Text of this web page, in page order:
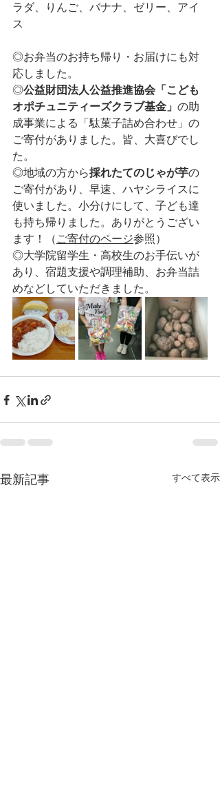
ラダ、りんご、バナナ、ゼリー、アイ
ス
◎お弁当のお持ち帰り・お届けにも対
応しました。
◎公益財団法人公益推進協会「こども
オポチュニティーズクラブ基金」 の助
成事業による「駄菓子詰め合わせ」の
ご寄付がありました。皆、大喜びでし
た。
◎地域の方から採れたてのじゃが芋の
ご寄付があり、早速、ハヤシライスに
使いました。小分けにして、子ども達
も持ち帰りました。ありがとうござい
ます！（ ご寄付のページ参照）
◎大学院留学生・高校生のお手伝いが
あり、宿題支援や調理補助、お弁当詰
めなどしていただきました。
最新記事 すべて表示